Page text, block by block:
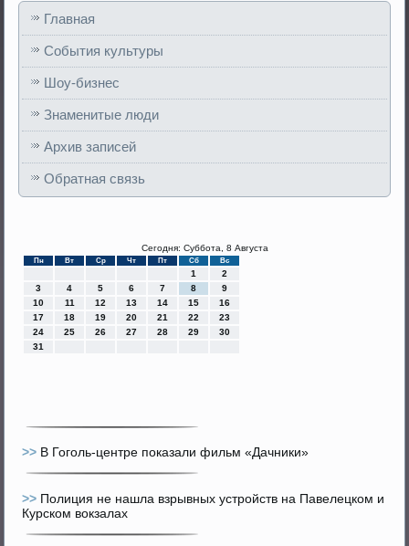
Главная
События культуры
Шоу-бизнес
Знаменитые люди
Архив записей
Обратная связь
Сегодня: Суббота, 8 Августа
Пн Вт Ср Чт Пт Сб Вс
1
2
3
4 5 6 7 8
9
10
11 12 13 14 15
16
17
18 19 20 21 22
23
24
25 26 27 28 29
30
31
>> В Гоголь-центре показали фильм «Дачники»
>> Полиция не нашла взрывных устройств на Павелецком и
Курском вокзалах